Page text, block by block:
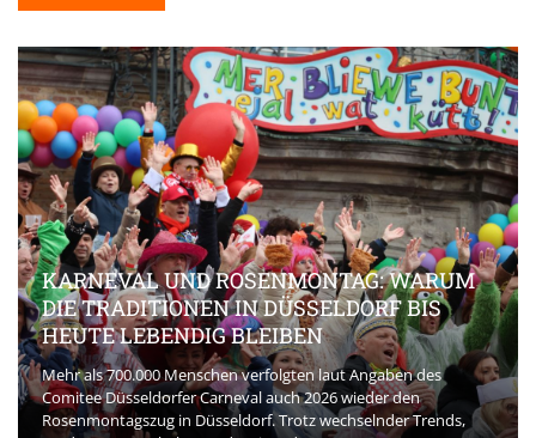
KARNEVAL UND ROSENMONTAG: WARUM
DIE TRADITIONEN IN DÜSSELDORF BIS
HEUTE LEBENDIG BLEIBEN
Mehr als 700.000 Menschen verfolgten laut Angaben des
Comitee Düsseldorfer Carneval auch 2026 wieder den
Rosenmontagszug in Düsseldorf. Trotz wechselnder Trends,